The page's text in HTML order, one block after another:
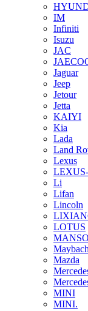
IM
Infiniti
Isuzu
JAC
Jaguar
Jeep
Jetour
Jetta
KAIYI
Kia
Lada
Land
Lexus
Li
Lifan
Lincoln
LOTUS
Maybach
Mazda
MINI
MINI.